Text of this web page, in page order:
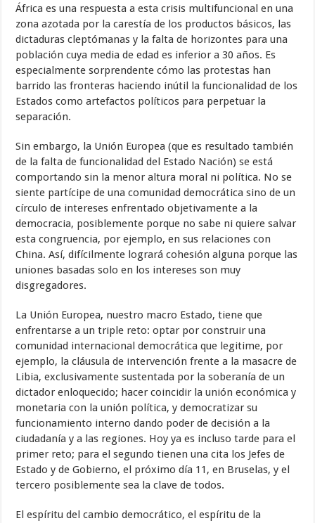
África es una respuesta a esta crisis multifuncional en una
zona azotada por la carestía de los productos básicos, las
dictaduras cleptómanas y la falta de horizontes para una
población cuya media de edad es inferior a 30 años. Es
especialmente sorprendente cómo las protestas han
barrido las fronteras haciendo inútil la funcionalidad de los
Estados como artefactos políticos para perpetuar la
separación.
Sin embargo, la Unión Europea (que es resultado también
de la falta de funcionalidad del Estado Nación) se está
comportando sin la menor altura moral ni política. No se
siente partícipe de una comunidad democrática sino de un
círculo de intereses enfrentado objetivamente a la
democracia, posiblemente porque no sabe ni quiere salvar
esta congruencia, por ejemplo, en sus relaciones con
China. Así, difícilmente logrará cohesión alguna porque las
uniones basadas solo en los intereses son muy
disgregadores.
La Unión Europea, nuestro macro Estado, tiene que
enfrentarse a un triple reto: optar por construir una
comunidad internacional democrática que legitime, por
ejemplo, la cláusula de intervención frente a la masacre de
Libia, exclusivamente sustentada por la soberanía de un
dictador enloquecido; hacer coincidir la unión económica y
monetaria con la unión política, y democratizar su
funcionamiento interno dando poder de decisión a la
ciudadanía y a las regiones. Hoy ya es incluso tarde para el
primer reto; para el segundo tienen una cita los Jefes de
Estado y de Gobierno, el próximo día 11, en Bruselas, y el
tercero posiblemente sea la clave de todos.
El espíritu del cambio democrático, el espíritu de la